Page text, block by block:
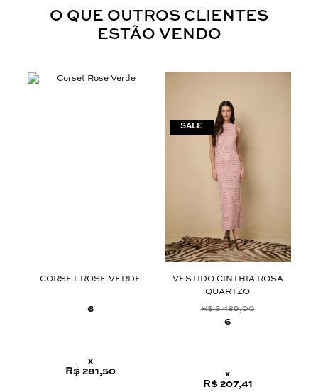
O QUE OUTROS CLIENTES
ESTÃO VENDO
CORSET ROSE VERDE
6
x
R$ 281,50
VESTIDO CINTHIA ROSA
QUARTZO
R$ 2.489,00
6
x
R$ 207,41